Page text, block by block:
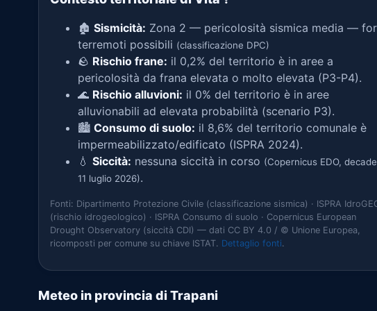
🏚️ Sismicità: Zona 2 — pericolosità sismica media —
terremoti possibili (classificazione DPC)
🪨 Rischio frane: il 0,2% del territorio è in aree a
pericolosità da frana elevata o molto elevata (P3-P4).
🌊 Rischio alluvioni: il 0% del territorio è in aree
alluvionabili ad elevata probabilità (scenario P3).
🏙️ Consumo di suolo: il 8,6% del territorio comunale è
impermeabilizzato/edificato (ISPRA 2024).
💧 Siccità: nessuna siccità in corso (Copernicus EDO,
11 luglio 2026).
Fonti: Dipartimento Protezione Civile (classificazione sismica) · ISPRA
(rischio idrogeologico) · ISPRA Consumo di suolo · Copernicus European
Drought Observatory (siccità CDI) — dati CC BY 4.0 / © Unione Europea,
ricomposti per comune su chiave ISTAT. Dettaglio fonti.
Meteo in provincia di Trapani